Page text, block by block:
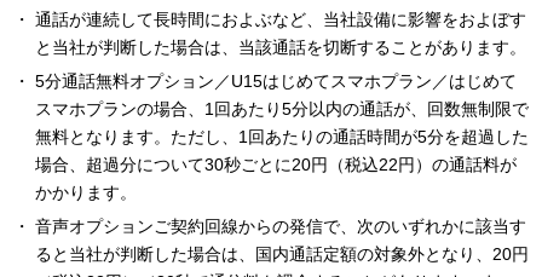
通話が連続して長時間におよぶなど、当社設備に影響をおよぼす
と当社が判断した場合は、当該通話を切断することがあります。
5分通話無料オプション／U15はじめてスマホプラン／はじめて
スマホプランの場合、1回あたり5分以内の通話が、回数無制限で
無料となります。ただし、1回あたりの通話時間が5分を超過した
場合、超過分について30秒ごとに20円（税込22円）の通話料が
かかります。
音声オプションご契約回線からの発信で、次のいずれかに該当す
ると当社が判断した場合は、国内通話定額の対象外となり、20円